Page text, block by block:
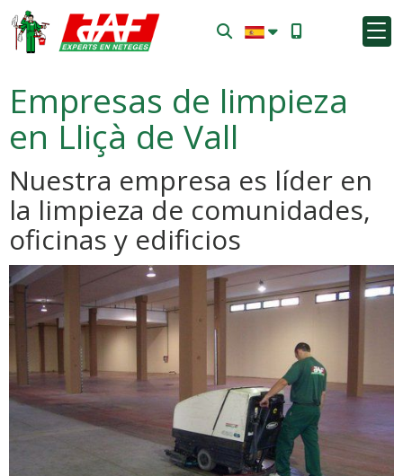
Empresas de limpieza
en Lliçà de Vall
Nuestra empresa es líder en
la limpieza de comunidades,
oficinas y edificios